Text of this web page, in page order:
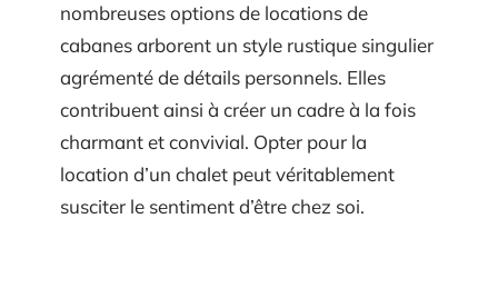
nombreuses options de locations de
cabanes arborent un style rustique singulier
agrémenté de détails personnels. Elles
contribuent ainsi à créer un cadre à la fois
charmant et convivial. Opter pour la
location d’un chalet peut véritablement
susciter le sentiment d’être chez soi.